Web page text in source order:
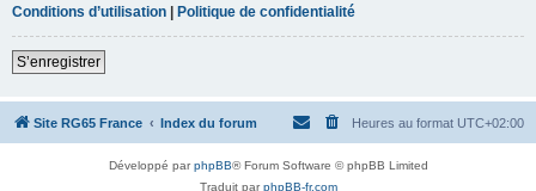
Conditions d’utilisation | Politique de confidentialité
S’enregistrer
Site RG65 France Index du forum Heures au format UTC+02:00
Développé parphpBB® Forum Software © phpBB Limited
Traduit parphpBB-fr.com